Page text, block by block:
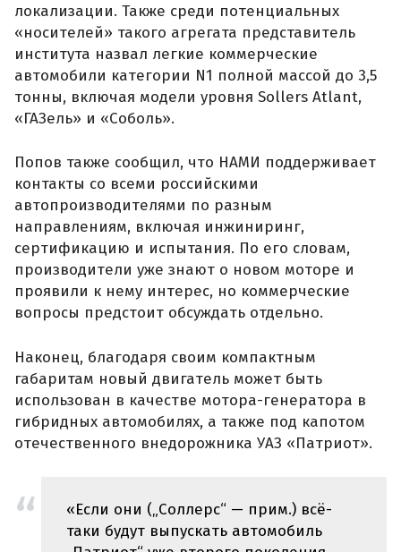
локализации. Также среди потенциальных
«носителей» такого агрегата представитель
института назвал легкие коммерческие
автомобили категории N1 полной массой до 3,5
тонны, включая модели уровня Sollers Atlant,
«ГАЗель» и «Соболь».
Попов также сообщил, что НАМИ поддерживает
контакты со всеми российскими
автопроизводителями по разным
направлениям, включая инжиниринг,
сертификацию и испытания. По его словам,
производители уже знают о новом моторе и
проявили к нему интерес, но коммерческие
вопросы предстоит обсуждать отдельно.
Наконец, благодаря своим компактным
габаритам новый двигатель может быть
использован в качестве мотора-генератора в
гибридных автомобилях, а также под капотом
отечественного внедорожника УАЗ «Патриот».
«Если они („Соллерс“ — прим.) всё-
таки будут выпускать автомобиль